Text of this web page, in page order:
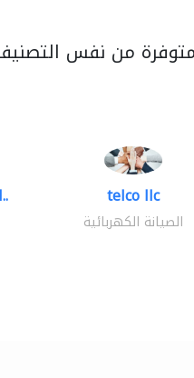
من نفس
telco llc
الصيانة الكهربائية